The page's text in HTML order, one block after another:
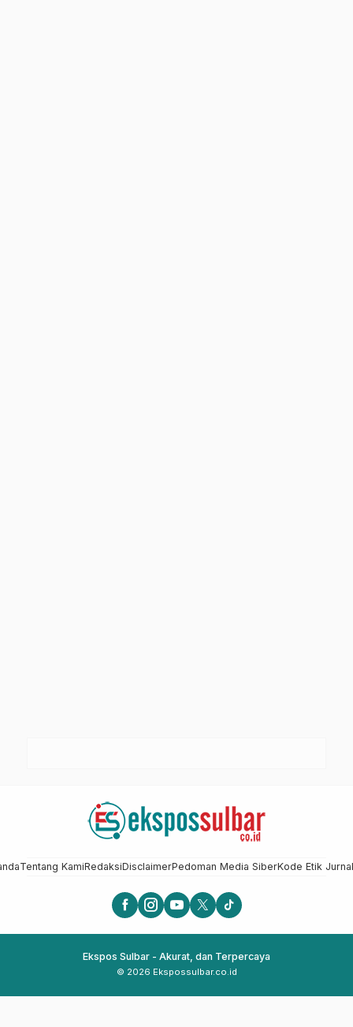
Tentang KamiRedaksiDisclaimerPedoman Media SiberKode Etik
Ekspos Sulbar - Akurat, dan Terpercaya
© 2026 Ekspossulbar.co.id